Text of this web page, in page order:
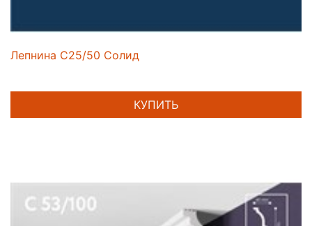
Лепнина C25/50 Солид
КУПИТЬ